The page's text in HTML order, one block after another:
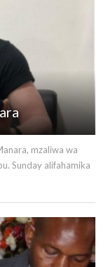
mzaliwa wa
Sunday alifahamika